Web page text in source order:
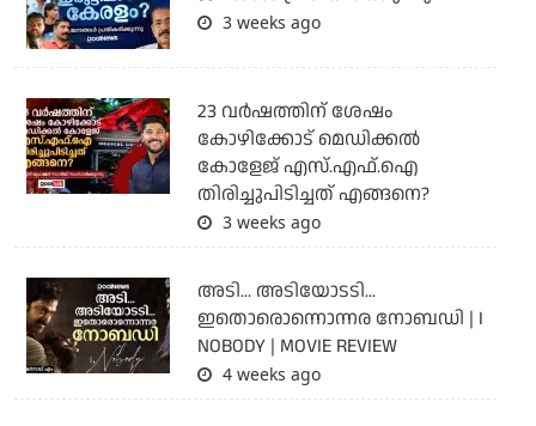
3 weeks ago
23 വർഷത്തിന് ശേഷം
കോഴിക്കോട് മെഡിക്കൽ
കോളേജ് എസ്.എഫ്.ഐ
തിരിച്ചുപിടിച്ചത് എങ്ങനെ?
3 weeks ago
അടി... അടിയോടടി...
ഇതൊരൊന്നൊന്നര നോബഡി | I
NOBODY | MOVIE REVIEW
4 weeks ago